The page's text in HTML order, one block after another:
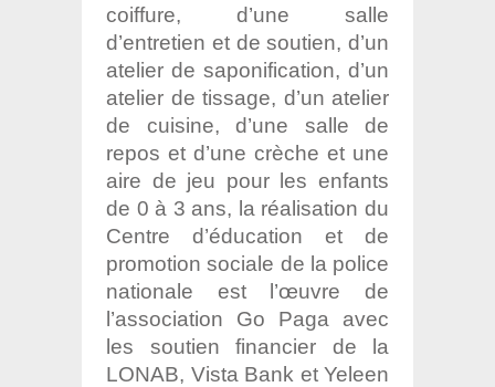
coiffure, d’une salle
d’entretien et de soutien, d’un
atelier de saponification, d’un
atelier de tissage, d’un atelier
de cuisine, d’une salle de
repos et d’une crèche et une
aire de jeu pour les enfants
de 0 à 3 ans, la réalisation du
Centre d’éducation et de
promotion sociale de la police
nationale est l’œuvre de
l’association Go Paga avec
les soutien financier de la
LONAB, Vista Bank et Yeleen